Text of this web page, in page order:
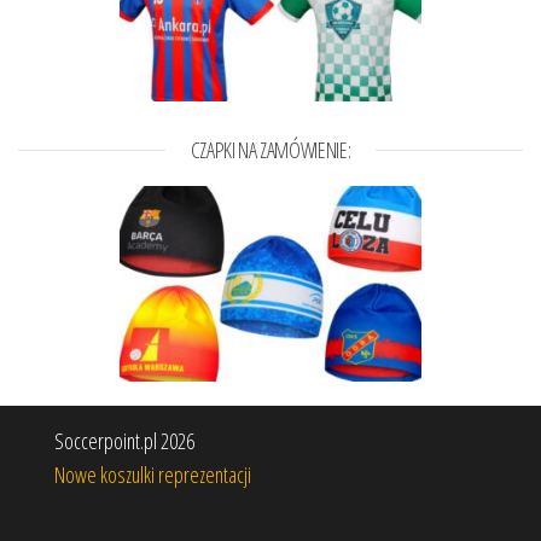
CZAPKI NA ZAMÓWIENIE:
Soccerpoint.pl 2026
Nowe koszulki reprezentacji